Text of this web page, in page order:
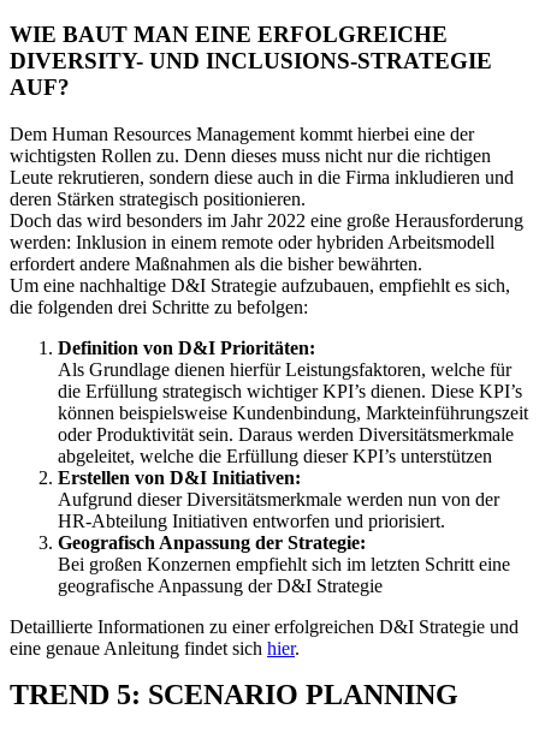
WIE BAUT MAN EINE ERFOLGREICHE
DIVERSITY- UND INCLUSIONS-STRATEGIE
AUF?
Dem Human Resources Management kommt hierbei eine der
wichtigsten Rollen zu. Denn dieses muss nicht nur die richtigen
Leute rekrutieren, sondern diese auch in die Firma inkludieren und
deren Stärken strategisch positionieren.
Doch das wird besonders im Jahr 2022 eine große Herausforderung
werden: Inklusion in einem remote oder hybriden Arbeitsmodell
erfordert andere Maßnahmen als die bisher bewährten.
Um eine nachhaltige D&I Strategie aufzubauen, empfiehlt es sich,
die folgenden drei Schritte zu befolgen:
Definition von D&I Prioritäten:
Als Grundlage dienen hierfür Leistungsfaktoren, welche für
die Erfüllung strategisch wichtiger KPI’s dienen. Diese KPI’s
können beispielsweise Kundenbindung, Markteinführungszeit
oder Produktivität sein. Daraus werden Diversitätsmerkmale
abgeleitet, welche die Erfüllung dieser KPI’s unterstützen
Erstellen von D&I Initiativen:
Aufgrund dieser Diversitätsmerkmale werden nun von der
HR-Abteilung Initiativen entworfen und priorisiert.
Geografisch Anpassung der Strategie:
Bei großen Konzernen empfiehlt sich im letzten Schritt eine
geografische Anpassung der D&I Strategie
Detaillierte Informationen zu einer erfolgreichen D&I Strategie und
eine genaue Anleitung findet sich hier.
TREND 5: SCENARIO PLANNING